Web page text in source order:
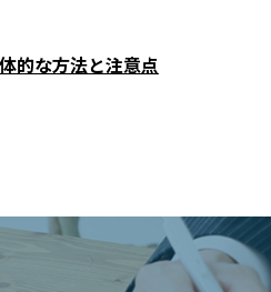
的な方法と注意点